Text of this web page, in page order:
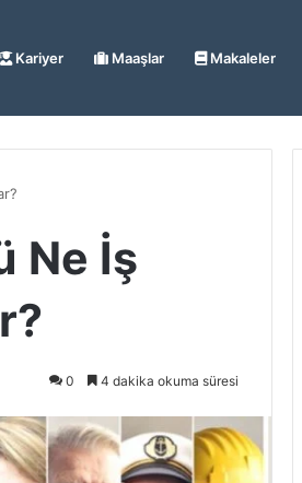
Kariyer Maaşlar Makaleler
Ne İş
0 4 dakika okuma süresi